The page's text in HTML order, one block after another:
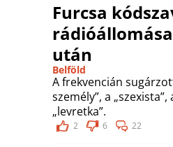
Furcsa
után
Belföld
A frekvencián
személy”, a
„levretka”.
2 6 22